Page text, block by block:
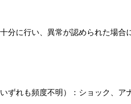
分に行い、異常が認められた場合
れも頻度不明）：ショック、ア